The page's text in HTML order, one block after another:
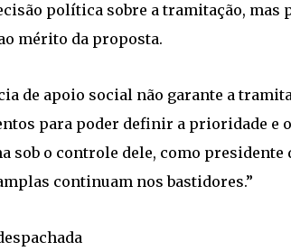
política sobre a tramitação, mas
mérito da proposta.
de apoio social não garante a
para poder definir a prioridade e
sob o controle dele, como presidente
continuam nos bastidores.”